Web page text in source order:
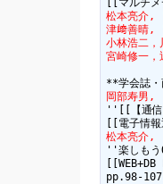
松本亮介,
津﨑善晴,
小林浩二
宮崎修一
岡部寿男,
''[[【通信
松本亮介,
''楽しもう
pp.98-